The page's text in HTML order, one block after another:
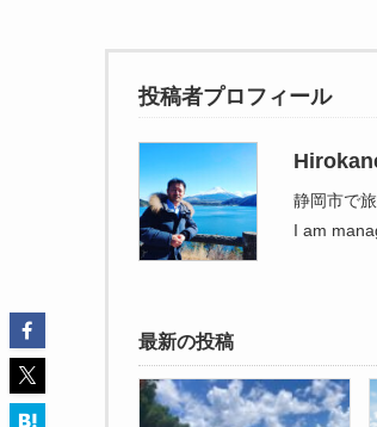
投稿者プロフィール
静岡市で
I am
最新の投稿